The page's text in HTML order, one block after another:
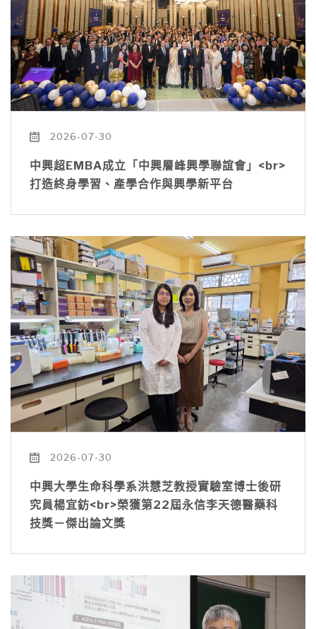
2026-07-30
中興超EMBA成立「中興層峰興學聯誼會」<br>
打造終身學習、產學合作與興學新平台
2026-07-30
中興大學生命科學系洪慧芝教授實驗室博士後研
究員楊宜鈁<br>榮獲第22屆永信李天德醫藥科
技獎－傑出論文獎